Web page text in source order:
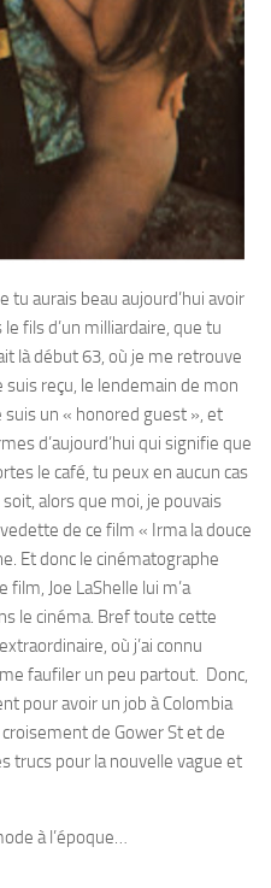
tu aurais beau aujourd’hui avoir
fils d’un milliardaire, que tu
là début 63, où je me retrouve
suis reçu, le lendemain de mon
suis un « honored guest », et
d’aujourd’hui qui signifie que
le café, tu peux en aucun cas
alors que moi, je pouvais
de ce film « Irma la douce
Et donc le cinématographe
Joe LaShelle lui m’a
le cinéma. Bref toute cette
où j’ai connu
faufiler un peu partout. Donc,
pour avoir un job à Colombia
de Gower St et de
trucs pour la nouvelle vague et
à l’époque…